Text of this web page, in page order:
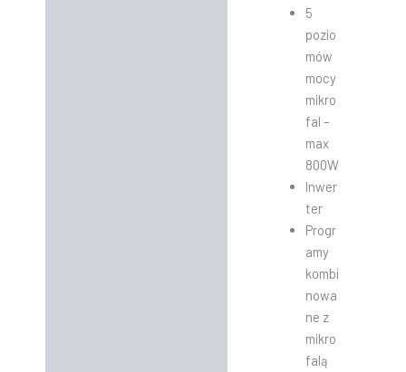
5
pozio
mów
mocy
mikro
fal –
max
800W
Inwer
ter
Progr
amy
kombi
nowa
ne z
mikro
falą